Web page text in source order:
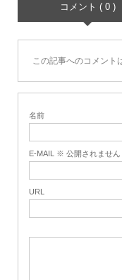
コメント ( 0 )
この記事へのコメント
名前
E-MAIL ※ 公開されません
URL